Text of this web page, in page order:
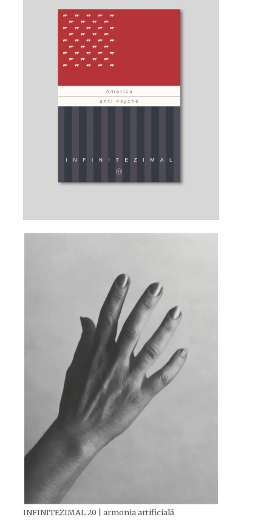
INFINITEZIMAL 20 | armonia artificială